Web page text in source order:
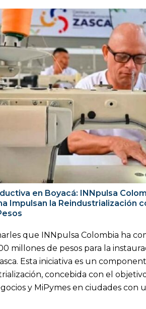
en Boyacá: INNpulsa
Impulsan la Reindustrialización
que INNpulsa Colombia ha
millones de pesos para la
Esta iniciativa es un
concebida con el
y MiPymes en ciudades con